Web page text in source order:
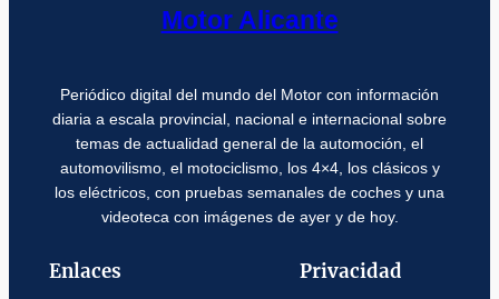
Motor Alicante
Periódico digital del mundo del Motor con información
diaria a escala provincial, nacional e internacional sobre
temas de actualidad general de la automoción, el
automovilismo, el motociclismo, los 4×4, los clásicos y
los eléctricos, con pruebas semanales de coches y una
videoteca con imágenes de ayer y de hoy.
Enlaces Privacidad